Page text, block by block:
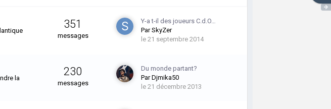
351
messages
Y-a t-il des joueurs C.d.O…
ParSkyZer
le 21 septembre 2014
la
230
messages
Du monde partant?
ParDjmika50
le 21 décembre 2013